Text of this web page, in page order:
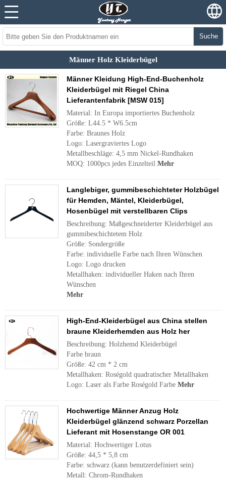
Suche
Männer Holz Kleiderbügel
Männer Kleidung High-End-Buchenholz
Kleiderbügel mit Riegel China
Lieferantenfabrik [MSW 015]
Material: In Europa importiertes Buchenholz
Größe: L44.5 * W6.5cm
Farbe: Braunes Holz
Logo: Lasergraviertes Logo
Metallbeschläge: 4,5 mm Nickel-Rundhaken
MOQ: 1000pcs jedes Einzelteil Mehr
Langlebiger, gummibeschichteter Holzbügel
für Hemden, Mäntel, Kleiderbügel,
Hosenbügel mit verstellbaren Clips
Beschreibung: Maßgeschneiderter Kleiderbügel aus
gummibeschichtetem Holz
Größe: Sondergröße
Farbe: individuelle Farbe nach Ihren Wünschen
Logo: Logo drucken
Metallhaken: individueller Haken nach Ihren
Wünschen
Mehr
High-End-Kleiderbügel aus China stellen
braune Kleiderhemden aus Holz her
Beschreibung: Holzhemd Kleiderbügel
Farbe braun
Größe: 42 cm * 2 cm
Metallhaken: Roségold quadratischer Metallhaken
Logo: Laser als Farbe Roségold Farbe Mehr
Hochwertige Männer Anzug Holz
Kleiderbügel glänzend schwarz Porzellan
Lieferant mit Hosenstange OR 001
Material: Hochwertiger Lotus
Größe: 44,5 * 5,8 cm
Farbe: schwarz (kann benutzerdefiniert sein)
Metall: Chrom-Rundhaken